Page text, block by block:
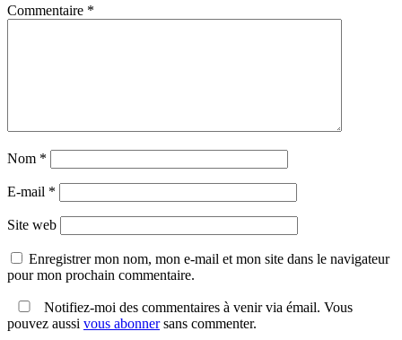
Commentaire *
Nom *
E-mail *
Site web
Enregistrer mon nom, mon e-mail et mon site dans le navigateur
pour mon prochain commentaire.
Notifiez-moi des commentaires à venir via émail. Vous
pouvez aussi vous abonnersans commenter.